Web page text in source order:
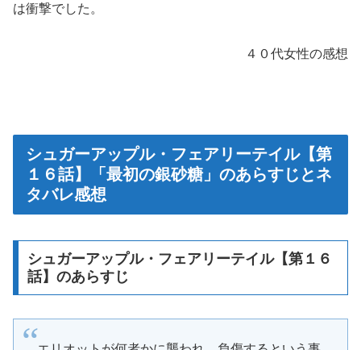
は衝撃でした。
４０代女性の感想
シュガーアップル・フェアリーテイル【第
１６話】「最初の銀砂糖」のあらすじとネ
タバレ感想
シュガーアップル・フェアリーテイル【第１６
話】のあらすじ